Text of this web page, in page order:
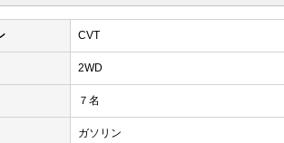
CVT
2WD
７名
ガソリン